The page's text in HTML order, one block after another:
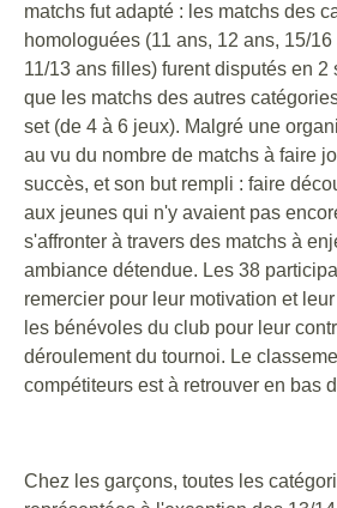
matchs fut adapté : les matchs des
homologuées (11 ans, 12 ans, 15/
11/13 ans filles) furent disputés en 2
que les matchs des autres
set (de 4 à 6 jeux). Malgré une
au vu du nombre de matchs à faire
succès, et son but rempli : faire
aux jeunes qui n'y avaient pas
s'affronter à travers des matchs à
ambiance détendue. Les 38
remercier pour leur motivation et
les bénévoles du club pour leur
déroulement du tournoi. Le
compétiteurs est à retrouver en bas
Chez les garçons, toutes les